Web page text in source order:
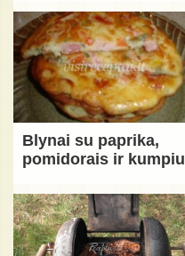
Blynai su paprika,
pomidorais ir kumpiu